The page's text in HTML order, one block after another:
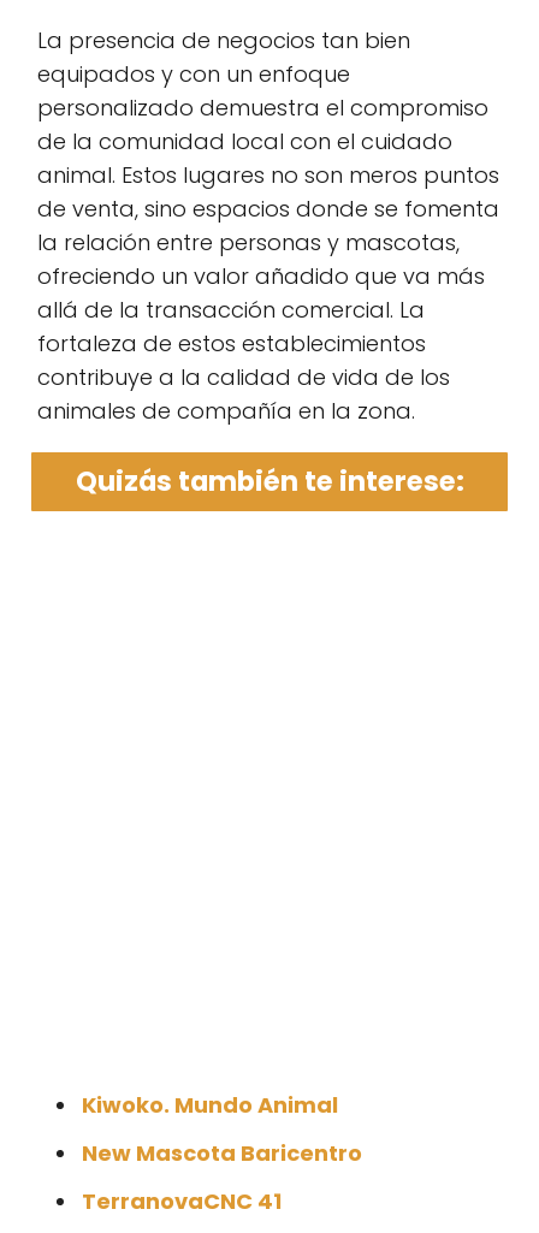
La presencia de negocios tan bien
equipados y con un enfoque
personalizado demuestra el compromiso
de la comunidad local con el cuidado
animal. Estos lugares no son meros puntos
de venta, sino espacios donde se fomenta
la relación entre personas y mascotas,
ofreciendo un valor añadido que va más
allá de la transacción comercial. La
fortaleza de estos establecimientos
contribuye a la calidad de vida de los
animales de compañía en la zona.
Quizás también te interese:
Kiwoko. Mundo Animal
New Mascota Baricentro
TerranovaCNC 41